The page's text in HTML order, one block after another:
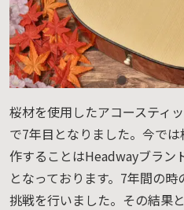
桜材を使用したアコースティ
で7年目となりました。今で
作することはHeadwayブラン
となっております。7年間の
挑戦を行いました。その結果